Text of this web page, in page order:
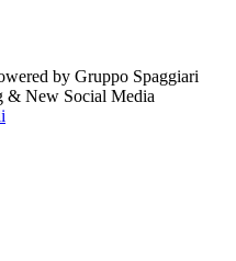
by Gruppo Spaggiari
& New Social Media